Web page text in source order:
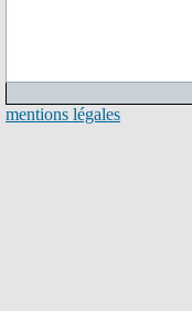
mentions légales